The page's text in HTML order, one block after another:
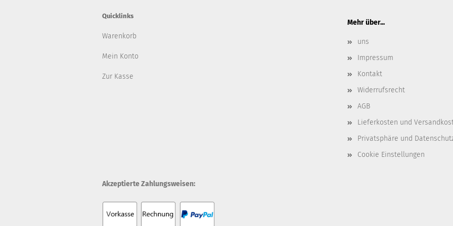
Quicklinks
Warenkorb
Mein Konto
Zur Kasse
Mehr über...
uns
Impressum
Kontakt
Widerrufsrecht
AGB
Lieferkosten und
Privatsphäre und
Cookie Einstellungen
Akzeptierte Zahlungsweisen: